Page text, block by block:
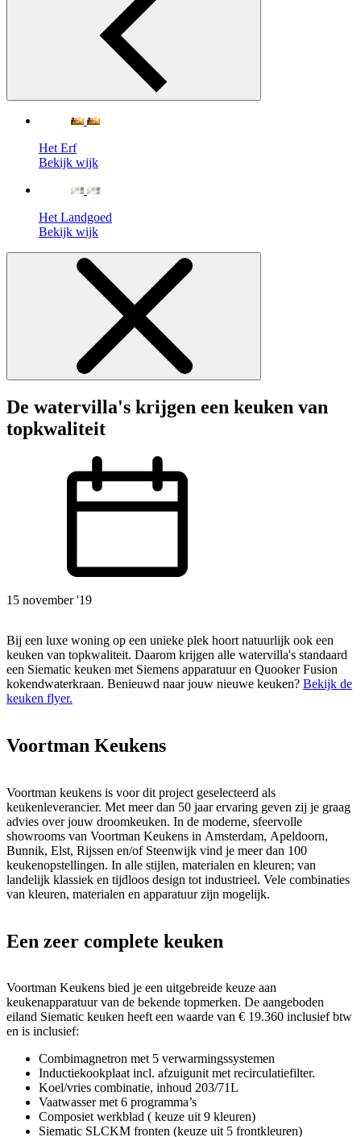
Het Erf
Bekijk wijk
Het Landgoed
Bekijk wijk
De watervilla's krijgen een keuken van
topkwaliteit
15 november '19
Bij een luxe woning op een unieke plek hoort natuurlijk ook een
keuken van topkwaliteit. Daarom krijgen alle watervilla's standaard
een Siematic keuken met Siemens apparatuur en Quooker Fusion
kokendwaterkraan. Benieuwd naar jouw nieuwe keuken? Bekijk de
keuken flyer.
Voortman Keukens
Voortman keukens is voor dit project geselecteerd als
keukenleverancier. Met meer dan 50 jaar ervaring geven zij je graag
advies over jouw droomkeuken. In de moderne, sfeervolle
showrooms van Voortman Keukens in Amsterdam, Apeldoorn,
Bunnik, Elst, Rijssen en/of Steenwijk vind je meer dan 100
keukenopstellingen. In alle stijlen, materialen en kleuren; van
landelijk klassiek en tijdloos design tot industrieel. Vele combinaties
van kleuren, materialen en apparatuur zijn mogelijk.
Een zeer complete keuken
Voortman Keukens bied je een uitgebreide keuze aan
keukenapparatuur van de bekende topmerken. De aangeboden
eiland Siematic keuken heeft een waarde van € 19.360 inclusief btw
en is inclusief:
Combimagnetron met 5 verwarmingssystemen
Inductiekookplaat incl. afzuigunit met recirculatiefilter.
Koel/vries combinatie, inhoud 203/71L
Vaatwasser met 6 programma’s
Composiet werkblad ( keuze uit 9 kleuren)
Siematic SLCKM fronten (keuze uit 5 frontkleuren)